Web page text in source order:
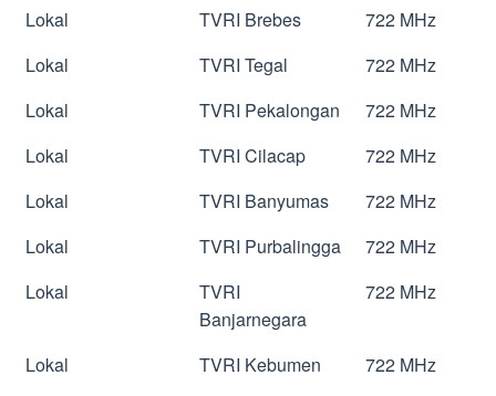
Lokal
TVRI Brebes
722 MHz
Lokal
TVRI Tegal
722 MHz
Lokal
TVRI Pekalongan
722 MHz
Lokal
TVRI Cilacap
722 MHz
Lokal
TVRI Banyumas
722 MHz
Lokal
TVRI Purbalingga
722 MHz
Lokal
TVRI
Banjarnegara
722 MHz
Lokal TVRI Kebumen
722 MHz